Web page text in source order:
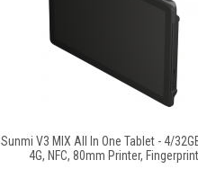
Sunmi V3 MIX Αll Ιn Οne Tablet - 4/
4G, NFC, 80mm Printer, Fingerprint